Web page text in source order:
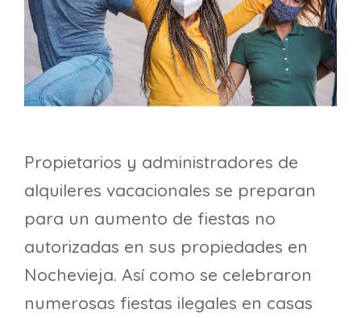
Propietarios y administradores de
alquileres vacacionales se preparan
para un aumento de fiestas no
autorizadas en sus propiedades en
Nochevieja. Así como se celebraron
numerosas fiestas ilegales en casas